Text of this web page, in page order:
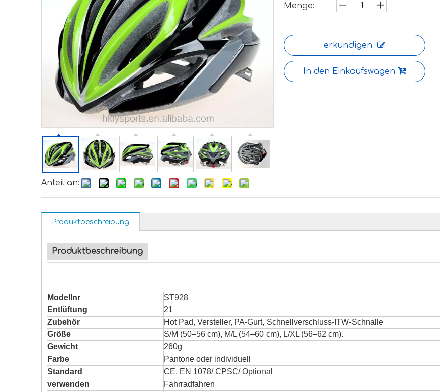
Anteil an:
Menge:
erkundigen
In den Einkaufswagen
Produktbeschreibung
Produktbeschreibung
Modellnr
ST928
Entlüftung
21
Zubehör
Hot Pad, Versteller, PA-Gurt, Schnellverschluss-ITW-Schnalle
Größe
S/M (50–56 cm), M/L (54–60 cm), L/XL (56–62 cm).
Gewicht
260g
Farbe
Pantone oder individuell
Standard
CE, EN 1078/ CPSC/ Optional
verwenden
Fahrradfahren